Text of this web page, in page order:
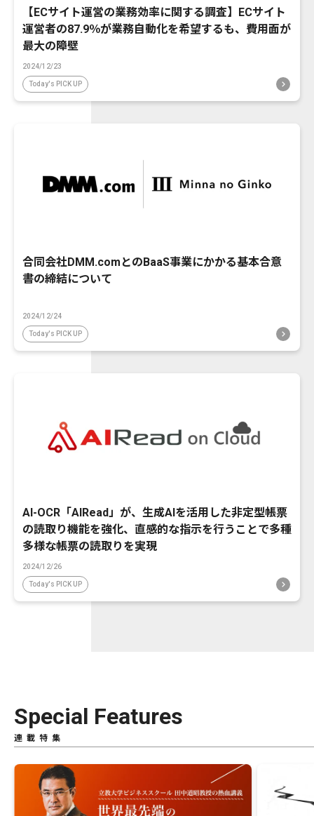
【ECサイト運営の業務効率に関する調査】ECサイト
運営者の87.9％が業務自動化を希望するも、費用面が
最大の障壁
2024/12/23
Today's PICK UP
合同会社DMM.comとのBaaS事業にかかる基本合意
書の締結について
2024/12/24
Today's PICK UP
AI-OCR「AIRead」が、生成AIを活用した非定型帳票
の読取り機能を強化、直感的な指示を行うことで多種
多様な帳票の読取りを実現
2024/12/26
Today's PICK UP
Special Features
連載特集